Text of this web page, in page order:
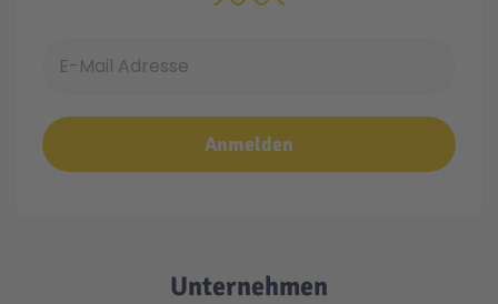
Anmelden
Unternehmen